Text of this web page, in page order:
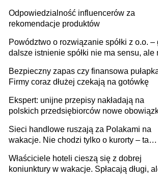
Odpowiedzialność influencerów za
rekomendacje produktów
Powództwo o rozwiązanie spółki z o.o. –
dalsze istnienie spółki nie ma sensu, ale
Bezpieczny zapas czy finansowa
Firmy coraz dłużej czekają na gotówkę
Ekspert: unijne przepisy nakładają na
polskich przedsiębiorców nowe
Sieci handlowe ruszają za Polakami na
wakacje. Nie chodzi tylko o kurorty – ta
tam, gdzie wielu spędzi urlop po cichu
Właściciele hoteli cieszą się z dobrej
koniunktury w wakacje. Spłacają długi,